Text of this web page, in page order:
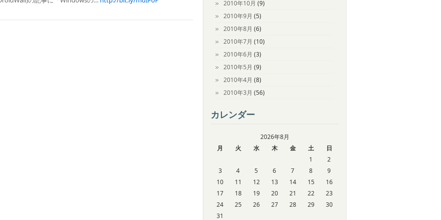
2010年10月 (9)
2010年9月 (5)
2010年8月 (6)
2010年7月 (10)
2010年6月 (3)
2010年5月 (9)
2010年4月 (8)
2010年3月 (56)
カレンダー
2026年8月
月
火 水 木 金 土
日
1
2
3
4 5 6 7 8
9
10
11 12 13 14 15
16
17
18 19 20 21 22
23
24
25 26 27 28 29
30
31